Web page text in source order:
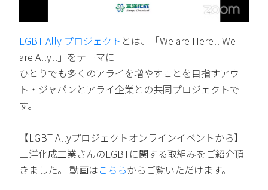
LGBT-Ally プロジェクト とは、「We are Here!! We
are Ally!!」をテーマに
ひとりでも多くのアライを増やすことを目指すアウ
ト・ジャパンとアライ企業との共同プロジェクトで
す。
【LGBT-Allyプロジェクトオンラインイベントから】
三洋化成工業さんのLGBTに関する取組みをご紹介頂
きました。 動画はこちらからご覧いただけます。